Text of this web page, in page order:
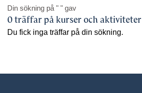
Din sökning på " " gav
0 träffar på kurser och aktiviteter
Du fick inga träffar på din sökning.